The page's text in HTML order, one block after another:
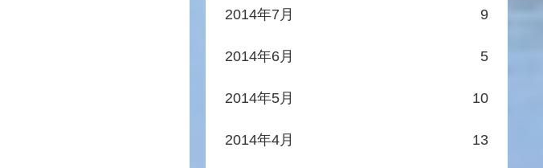
2014年7月 9
2014年6月 5
2014年5月 10
2014年4月 13